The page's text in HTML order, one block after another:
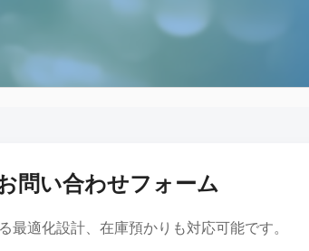
退会
2026.02.16
問い合わせフォーム
最適化設計、在庫預かりも対応可能です。